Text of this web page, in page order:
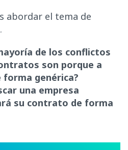
abordar el tema de
de los conflictos
son porque a
forma genérica?
una empresa
su contrato de forma